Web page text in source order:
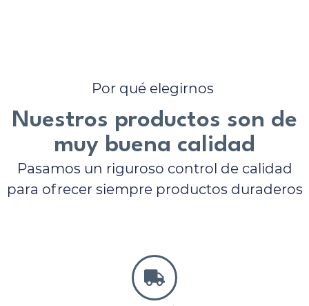
Por qué elegirnos
Nuestros productos son de
muy buena calidad
Pasamos un riguroso control de calidad
para ofrecer siempre productos duraderos